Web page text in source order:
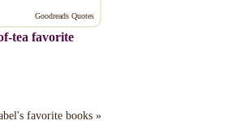
Goodreads Quotes
tea favorite
favorite books »